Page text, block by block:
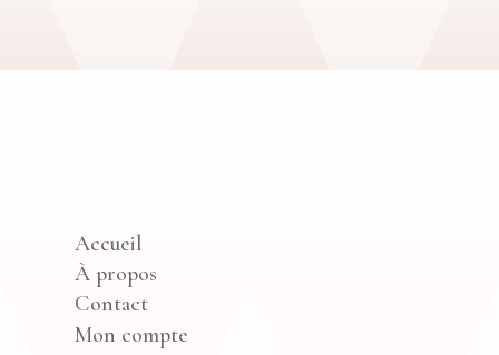
Accueil
À propos
Contact
Mon compte